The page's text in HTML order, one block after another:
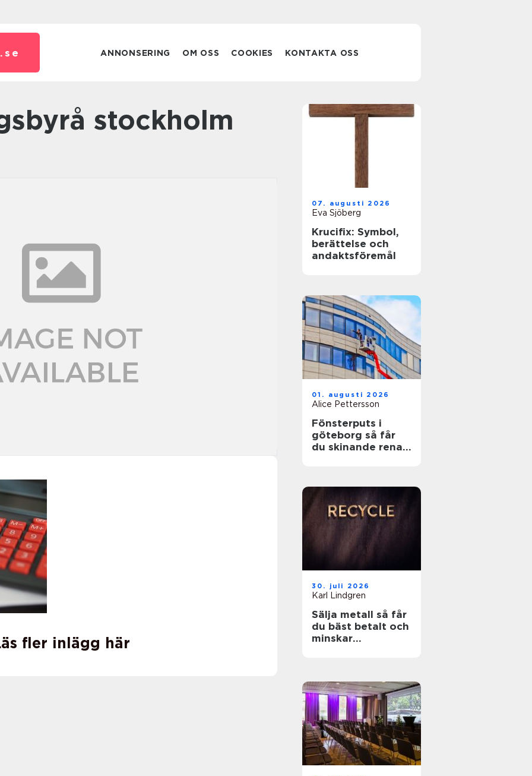
se ANNONSERING OM OSS COOKIES KONTAKTA OSS
stockholm
fler inlägg här
07. augusti 2026
Eva Sjöberg
Krucifix: Symbol,
berättelse och
andaktsföremål
01. augusti 2026
Alice Pettersson
Fönsterputs i
göteborg så får
du skinande rena
30. juli 2026
Karl Lindgren
Sälja metall så får
du bäst betalt och
minskar